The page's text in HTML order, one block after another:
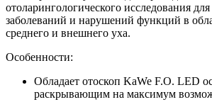
отоларингологического исследования
заболеваний и нарушений функций в
среднего и внешнего уха.
Особенности:
Обладает отоскоп KaWe F.O. LED
раскрывающим на максимум